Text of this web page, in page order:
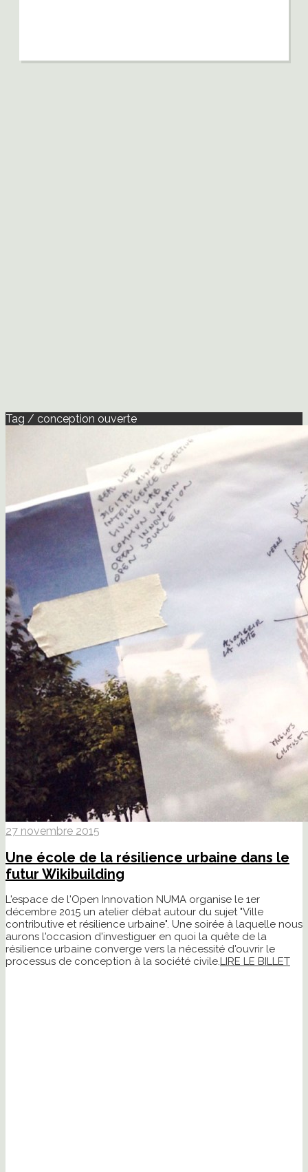
Tag / conception ouverte
27 novembre 2015
Une école de la résilience urbaine dans le
futur Wikibuilding
L'espace de l'Open Innovation NUMA organise le 1er
décembre 2015 un atelier débat autour du sujet "Ville
contributive et résilience urbaine". Une soirée à laquelle nous
aurons l'occasion d'investiguer en quoi la quête de la
résilience urbaine converge vers la nécessité d'ouvrir le
processus de conception à la société civile.LIRE LE BILLET